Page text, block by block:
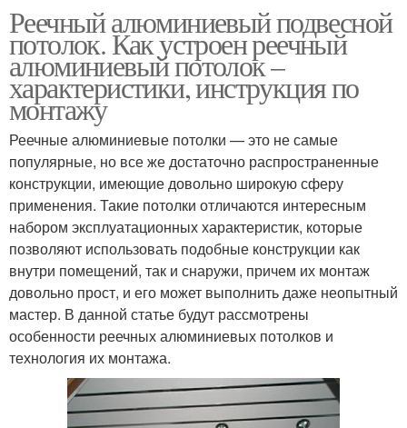
Реечный алюминиевый подвесной
потолок. Как устроен реечный
алюминиевый потолок –
характеристики, инструкция по
монтажу
Реечные алюминиевые потолки — это не самые
популярные, но все же достаточно распространенные
конструкции, имеющие довольно широкую сферу
применения. Такие потолки отличаются интересным
набором эксплуатационных характеристик, которые
позволяют использовать подобные конструкции как
внутри помещений, так и снаружи, причем их монтаж
довольно прост, и его может выполнить даже неопытный
мастер. В данной статье будут рассмотрены
особенности реечных алюминиевых потолков и
технология их монтажа.